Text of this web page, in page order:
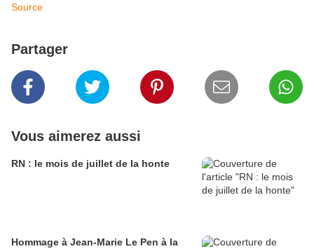
Source
Partager
Vous aimerez aussi
RN : le mois de juillet de la honte
Hommage à Jean-Marie Le Pen à la